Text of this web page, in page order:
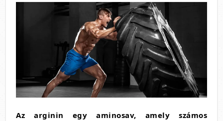
Az arginin egy aminosav, amely számos